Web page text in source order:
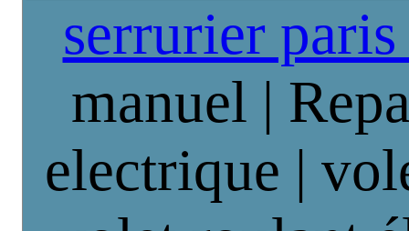
serrurier
manuel |
electrique |